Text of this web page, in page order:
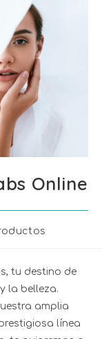
Online
tu destino de
la belleza.
amplia
línea